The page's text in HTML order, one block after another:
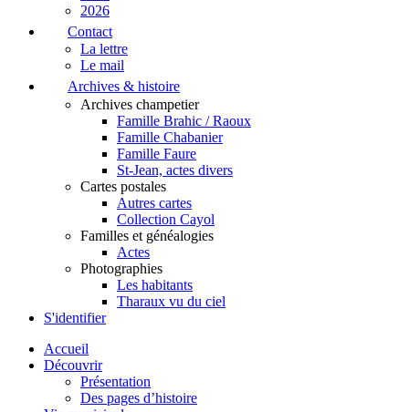
2026
Contact
La lettre
Le mail
Archives & histoire
Archives champetier
Famille Brahic / Raoux
Famille Chabanier
Famille Faure
St-Jean, actes divers
Cartes postales
Autres cartes
Collection Cayol
Familles et généalogies
Actes
Photographies
Les habitants
Tharaux vu du ciel
S'identifier
Accueil
Découvrir
Présentation
Des pages d’histoire